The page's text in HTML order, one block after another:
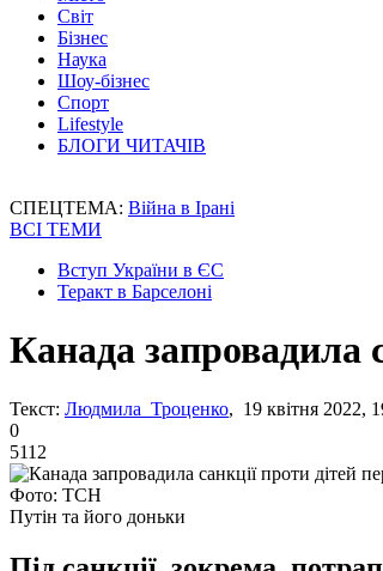
Світ
Бізнес
Наука
Шоу-бізнес
Спорт
Lifestyle
БЛОГИ ЧИТАЧІВ
СПЕЦТЕМА: Війна в Ірані
ВСІ ТЕМИ
Вступ України в ЄС
Теракт в Барселоні
Канада запровадила
Текст: Людмила Троценко, 19 квітня 2022,
0
5112
Фото: ТСН
Путін та його доньки